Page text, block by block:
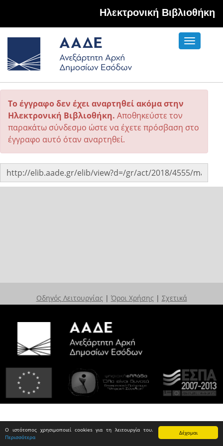
Δέχομαι
Ο ιστότοπος χρησιμοποιεί cookies για τη λειτουργία του.
Περισσότερα
Hλεκτρονική Βιβλιοθήκη
Toggle
Το έγγραφο δεν έχει αναρτηθεί ακόμα στην
Ηλεκτρονική Βιβλιοθήκη. Αποθηκεύστε τον
παρακάτω σύνδεσμο ώστε να έχετε πρόσβαση στο
έγγραφο αυτό όταν αναρτηθεί.
Οδηγός Λειτουργίας | Όροι Χρήσης | Σχετικά